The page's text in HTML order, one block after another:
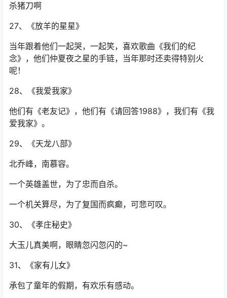
杀猪刀啊
27、《放羊的星星》
当年跟着他们一起哭，一起笑，喜欢歌曲《我们的纪
念》，他们仲夏夜之星的手链，当年那时还卖得特别火
呢！
28、《我爱我家》
他们有《老友记》，他们有《请回答1988》，我们有《我
爱我家》。
29、《天龙八部》
北乔峰，南慕容。
一个英雄盖世，为了忠而自杀。
一个机关算尽，为了复国而疯癫，可悲可叹。
30、《孝庄秘史》
大玉儿真美啊，眼睛忽闪忽闪的~
31、《家有儿女》
承包了童年的假期，有欢乐有感动。